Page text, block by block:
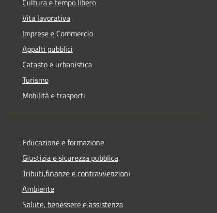
Cultura e tempo libero
Vita lavorativa
Imprese e Commercio
Appalti pubblici
Catasto e urbanistica
Turismo
Mobilità e trasporti
Educazione e formazione
Giustizia e sicurezza pubblica
Tributi,finanze e contravvenzioni
Ambiente
Salute, benessere e assistenza